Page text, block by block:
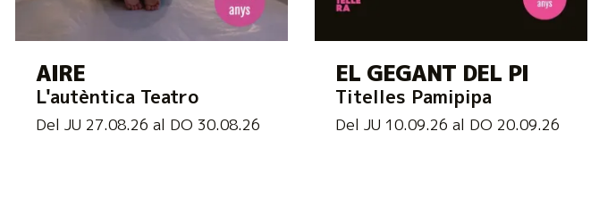
AIRE
L'autèntica Teatro
Del JU 27.08.26 al DO 30.08.26
EL GEGANT DEL PI
Titelles Pamipipa
Del JU 10.09.26 al DO 20.09.26